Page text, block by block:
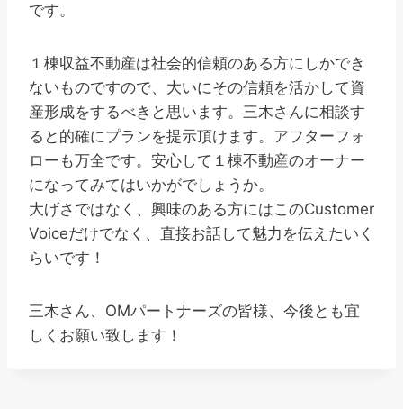
です。
１棟収益不動産は社会的信頼のある方にしかでき
ないものですので、大いにその信頼を活かして資
産形成をするべきと思います。三木さんに相談す
ると的確にプランを提示頂けます。アフターフォ
ローも万全です。安心して１棟不動産のオーナー
になってみてはいかがでしょうか。
大げさではなく、興味のある方にはこのCustomer
Voiceだけでなく、直接お話して魅力を伝えたいく
らいです！
三木さん、OMパートナーズの皆様、今後とも宜
しくお願い致します！